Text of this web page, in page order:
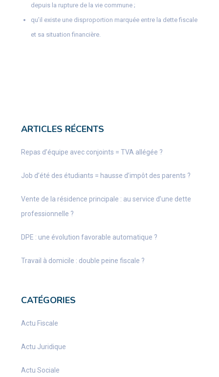
depuis la rupture de la vie commune ;
qu’il existe une disproportion marquée entre la dette fiscale
et sa situation financière.
ARTICLES RÉCENTS
Repas d’équipe avec conjoints = TVA allégée ?
Job d’été des étudiants = hausse d’impôt des parents ?
Vente de la résidence principale : au service d’une dette
professionnelle ?
DPE : une évolution favorable automatique ?
Travail à domicile : double peine fiscale ?
CATÉGORIES
Actu Fiscale
Actu Juridique
Actu Sociale